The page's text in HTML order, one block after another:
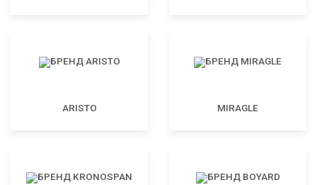
ARISTO MIRAGLE